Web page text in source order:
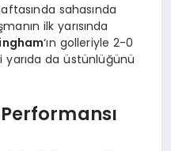
sahasında
ilk yarısında
‘ın golleriyle 2-0
yarıda da üstünlüğünü